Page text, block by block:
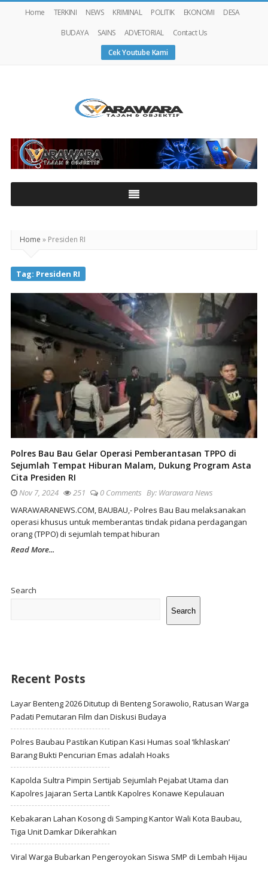
Home TERKINI NEWS KRIMINAL POLITIK EKONOMI
DESA
BUDAYA
SAINS ADVETORIAL
Contact Us
Cek Youtube Kami
Warawaranews
Home » Presiden RI
Tag: Presiden RI
Polres Bau Bau Gelar Operasi Pemberantasan TPPO di
Sejumlah Tempat Hiburan Malam, Dukung Program Asta
Cita Presiden RI
Nov 7, 2024 251 0 Comments By: Warawara News
WARAWARANEWS.COM, BAUBAU,- Polres Bau Bau melaksanakan
operasi khusus untuk memberantas tindak pidana perdagangan
orang (TPPO) di sejumlah tempat hiburan
Read More...
Search
Search
Recent Posts
Layar Benteng 2026 Ditutup di Benteng Sorawolio, Ratusan Warga
Padati Pemutaran Film dan Diskusi Budaya
Polres Baubau Pastikan Kutipan Kasi Humas soal ‘Ikhlaskan’
Barang Bukti Pencurian Emas adalah Hoaks
Kapolda Sultra Pimpin Sertijab Sejumlah Pejabat Utama dan
Kapolres Jajaran Serta Lantik Kapolres Konawe Kepulauan
Kebakaran Lahan Kosong di Samping Kantor Wali Kota Baubau,
Tiga Unit Damkar Dikerahkan
Viral Warga Bubarkan Pengeroyokan Siswa SMP di Lembah Hijau